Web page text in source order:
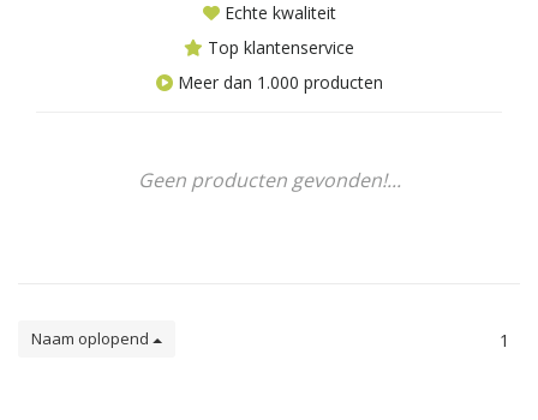
Echte kwaliteit
Top klantenservice
Meer dan 1.000 producten
Geen producten gevonden!...
Naam oplopend 1